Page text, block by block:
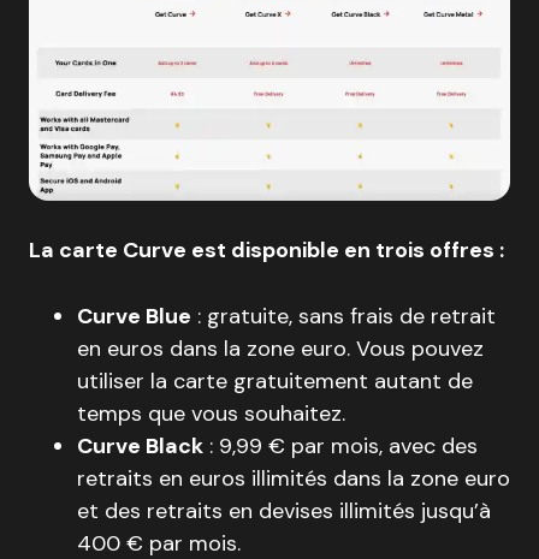
La carte Curve est disponible en trois offres :
Curve Blue : gratuite, sans frais de retrait
en euros dans la zone euro. Vous pouvez
utiliser la carte gratuitement autant de
temps que vous souhaitez.
Curve Black : 9,99 € par mois, avec des
retraits en euros illimités dans la zone euro
et des retraits en devises illimités jusqu’à
400 € par mois.